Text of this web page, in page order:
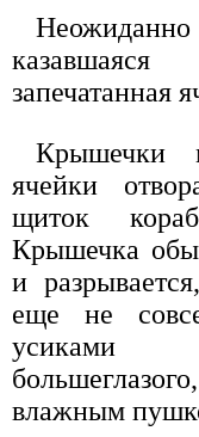
Неожиданно
запечатанная
Крышечки
ячейки
щиток
Крышечка
и
еще не
усиками
влажным